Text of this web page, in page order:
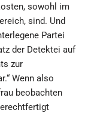
sowohl im
sind. Und
Partei
der Detektei auf
zur
Wenn also
beobachten